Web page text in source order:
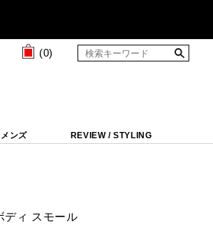
(0)
メンズ REVIEW / STYLING
ディ スモール